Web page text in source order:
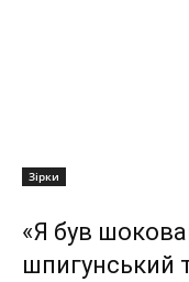
Зірки
«Я був
шпигунський